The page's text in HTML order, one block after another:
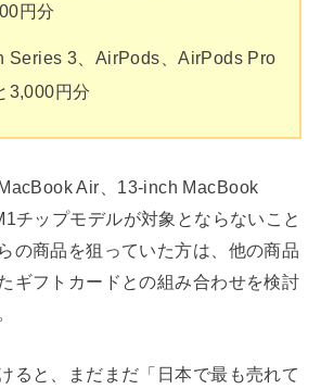
円分
Series 3、AirPods、AirPods Pro
3,000円分
Air、13-inch MacBook
チップモデルが対象とならないこと
の商品を狙っていた方は、他の商品
ギフトカードとの組み合わせを検討
ると、まだまだ「日本で最も売れて